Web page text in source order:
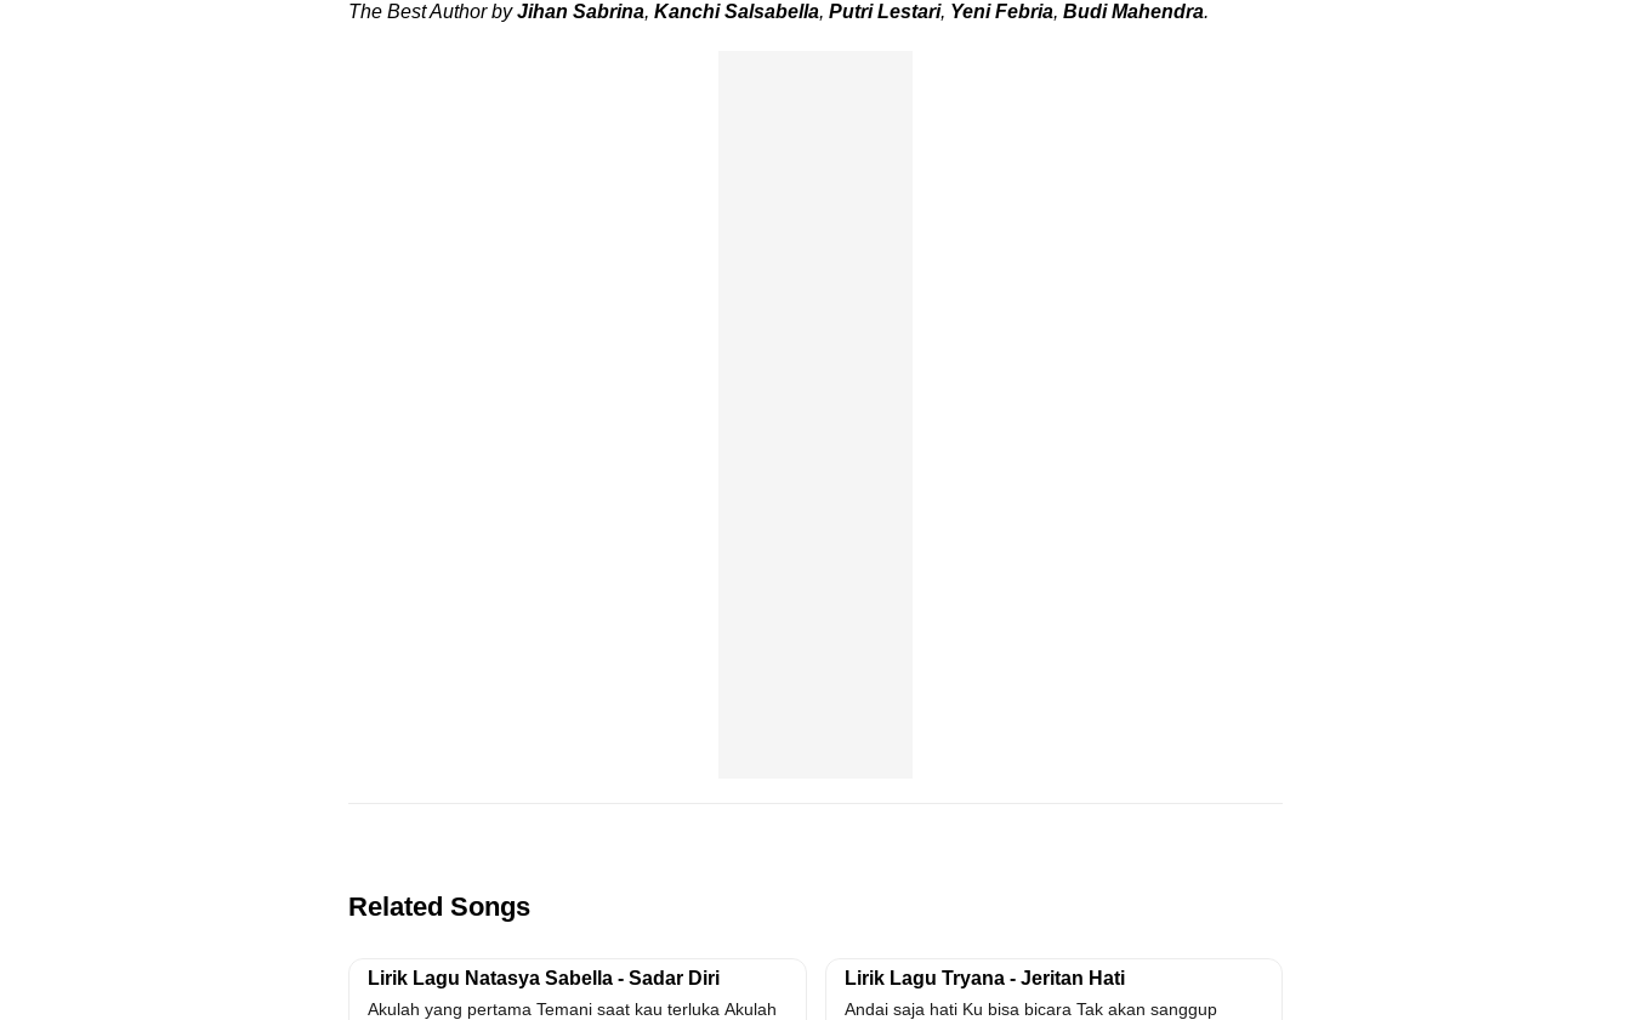
The Best Author byJihan Sabrina, Kanchi Salsabella, Putri Lestari, Yeni Febria, Budi Mahendra.
Related Songs
Lirik Lagu Natasya Sabella - Sadar Diri
Akulah yang pertama Temani saat kau terluka Akulah
Lirik Lagu Tryana - Jeritan Hati
Andai saja hati Ku bisa bicara Tak akan sanggup